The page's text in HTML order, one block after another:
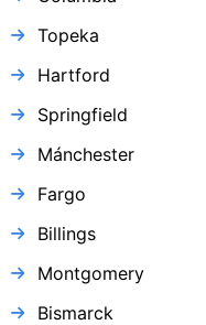
Topeka
Hartford
Springfield
Mánchester
Fargo
Billings
Montgomery
Bismarck